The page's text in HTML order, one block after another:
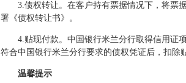
3.债权转让。在客户持有票据情况下，将票
署《债权转让书》。
4.贴现付款。中国银行米兰分行取得信用证
符合中国银行米兰分行要求的债权凭证后，扣除
温馨提示